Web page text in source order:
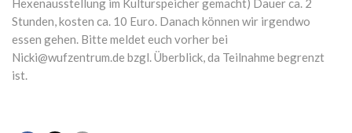
Hexenausstellung im Kulturspeicher gemacht) Dauer ca. 2
Stunden, kosten ca. 10 Euro. Danach können wir irgendwo
essen gehen. Bitte meldet euch vorher bei
Nicki@wufzentrum.de bzgl. Überblick, da Teilnahme begrenzt
ist.